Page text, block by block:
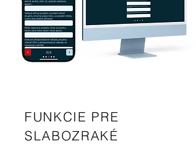
FUNKCIE PRE
SLABOZRAKÉ